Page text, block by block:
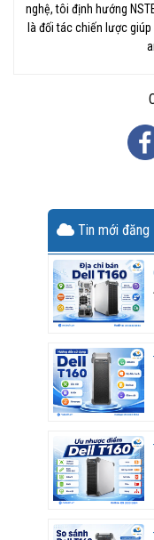
nghệ, tôi định hướng
là đối tác chiến lược
Tin mới đăng